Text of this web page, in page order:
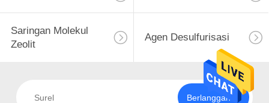
Saringan Molekul
Zeolit
Agen Desulfurisasi
Berlangganan